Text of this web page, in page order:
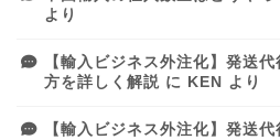
より
【輸入ビジネス外注化】発送
方を詳しく解説 に KEN より
【輸入ビジネス外注化】発送